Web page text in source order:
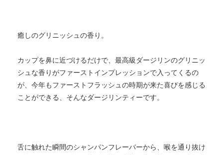
癒しのグリニッシュの香り。
カップを鼻に近づけるだけで、最高級ダージリンのグリニッ
シュな香りがファーストインプレッションで入ってくるの
が、今年もファーストフラッシュの時期が来た喜びを感じる
ことができる、そんなダージリンティーです。
舌に触れた瞬間のシャンパンフレーバーから、喉を通り抜け